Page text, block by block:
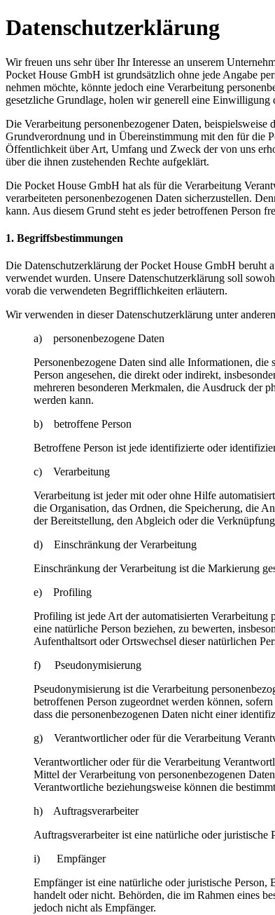
Datenschutzerklärung
Wir freuen uns sehr über Ihr Interesse an unserem
Pocket House GmbH ist grundsätzlich ohne jede Angabe
nehmen möchte, könnte jedoch eine Verarbeitung
gesetzliche Grundlage, holen wir generell eine Einwilligung
Die Verarbeitung personenbezogener Daten,
Grundverordnung und in Übereinstimmung mit den für die
Öffentlichkeit über Art, Umfang und Zweck der von uns
über die ihnen zustehenden Rechte aufgeklärt.
Die Pocket House GmbH hat als für die Verarbeitung
verarbeiteten personenbezogenen Daten sicherzustellen.
kann. Aus diesem Grund steht es jeder betroffenen Person
1. Begriffsbestimmungen
Die Datenschutzerklärung der Pocket House GmbH
verwendet wurden. Unsere Datenschutzerklärung soll
vorab die verwendeten Begrifflichkeiten erläutern.
Wir verwenden in dieser Datenschutzerklärung unter
a) personenbezogene Daten
Personenbezogene Daten sind alle Informationen,
Person angesehen, die direkt oder indirekt,
mehreren besonderen Merkmalen, die Ausdruck der
werden kann.
b) betroffene Person
Betroffene Person ist jede identifizierte oder
c) Verarbeitung
Verarbeitung ist jeder mit oder ohne Hilfe
die Organisation, das Ordnen, die Speicherung, die
der Bereitstellung, den Abgleich oder die
d) Einschränkung der Verarbeitung
Einschränkung der Verarbeitung ist die Markierung
e) Profiling
Profiling ist jede Art der automatisierten Verarbeitung
eine natürliche Person beziehen, zu bewerten,
Aufenthaltsort oder Ortswechsel dieser natürlichen
f) Pseudonymisierung
Pseudonymisierung ist die Verarbeitung
betroffenen Person zugeordnet werden können,
dass die personenbezogenen Daten nicht einer
g) Verantwortlicher oder für die Verarbeitung
Verantwortlicher oder für die Verarbeitung
Mittel der Verarbeitung von personenbezogenen
Verantwortliche beziehungsweise können die
h) Auftragsverarbeiter
Auftragsverarbeiter ist eine natürliche oder juristische
i) Empfänger
Empfänger ist eine natürliche oder juristische
handelt oder nicht. Behörden, die im Rahmen eines
jedoch nicht als Empfänger.